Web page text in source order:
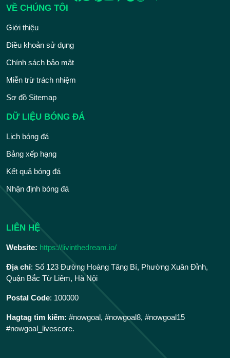
VỀ CHÚNG TÔI
Giới thiệu
Điều khoản sử dụng
Chính sách bảo mật
Miễn trừ trách nhiệm
Sơ đồ Sitemap
DỮ LIỆU BÓNG ĐÁ
Lịch bóng đá
Bảng xếp hạng
Kết quả bóng đá
Nhận định bóng đá
LIÊN HỆ
Website: https://livinthedream.io/
Địa chỉ: Số 123 Đường Hoàng Tăng Bí, Phường Xuân Đỉnh,
Quận Bắc Từ Liêm, Hà Nội
Postal Code: 100000
Hagtag tìm kiếm: #nowgoal, #nowgoal8, #nowgoal15
#nowgoal_livescore.